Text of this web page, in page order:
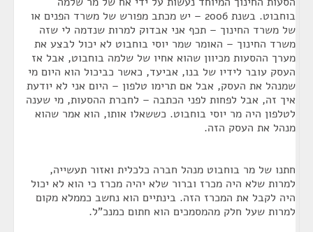
בוחבוט. בשנת 2006 – יש מכתב מפורש של משרד הפנים או
של משרד החינוך – תכף אני אבדוק למרות שנדמה לי שזה
משרד החינוך – האומר שמר יוסי בוחבוט לא יכול לבצע את
מערך ההסעות מכיוון שהוא אחיו של שלמה בוחבוט, אבל אז
העסק עובר לידיו של בנו, אביעד, כאשר כביכול הוא היום מי
שמנהל את העסק, אבל אם תרימו טלפון – היום אני לא יודעת
איך זה, אבל לפחות לפני הכתבה – לחברת ההסעות, מי שענה
לטלפון היה מר יוסי בוחבוט. כששאלו אותו, הוא אמר שהוא
מנהל את העסק הזה.
חתנו של מר בוחבוט מנהל חברה כלכלית ואזור תעשייה,
למרות שלא היה מכרז וברור שלא יהיה מכרז כי הוא לא יכול
היה לקבל את המכרז הזה. בינתיים הוא נחשב כממלא מקום
למרות שעל חלק מהמסמכים הוא חתום כמנכ"ל.